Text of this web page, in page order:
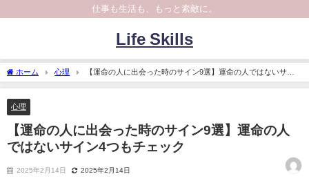
仕事も生活も、もっと素敵に。
Life Skills
ホーム 心理
【運命の人に出会った時のサイン9選】運命の人ではないサイ
ン4つもチェック
心理
【運命の人に出会った時のサイン9選】運命の人
ではないサイン4つもチェック
2025年2月14日 2025年2月14日